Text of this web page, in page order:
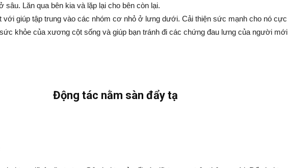
sâu. Lăn qua bên kia và lặp lại cho bên còn lại.
với giúp tập trung vào các nhóm cơ nhỏ ở lưng dưới. Cải thiện sức mạnh cho nó cực
khỏe của xương cột sống và giúp bạn tránh đi các chứng đau lưng của người mới
Động tác nằm sàn đẩy tạ